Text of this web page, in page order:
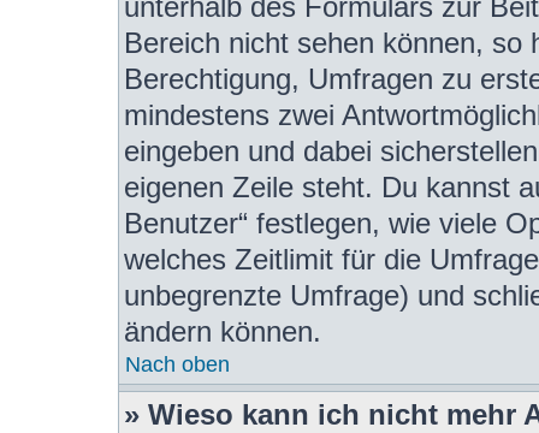
unterhalb des Formulars zur
Bereich nicht sehen können, so
Berechtigung, Umfragen zu
mindestens zwei
eingeben und dabei
eigenen Zeile steht. Du kannst
Benutzer“ festlegen, wie viele
welches Zeitlimit für die
unbegrenzte Umfrage) und
ändern können.
Nach oben
» Wieso kann ich nicht mehr